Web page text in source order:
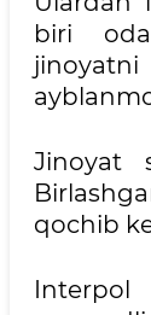
biri
Jinoyat
qochib
Interpol